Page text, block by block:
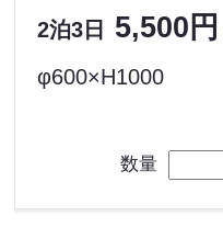
2泊3日 5,500円
φ600×H1000
数量